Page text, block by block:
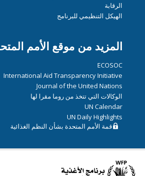
الرقابة
الهيكل التنظيمي للبرنامج
المزيد من موقع الأمم
ECOSOC
International Aid Transparency Initiative
Journal of the United Nations
الوكالات التي تتخذ من روما مقرا لها
UN Calendar
UN Daily Highlights
قمة الأمم المتحدة بشأن النظم الغذائية